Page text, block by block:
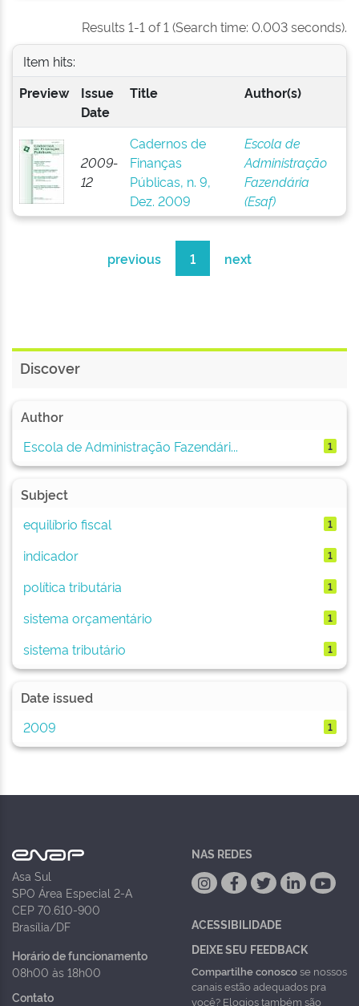
Results 1-1 of 1 (Search time: 0.003 seconds).
Item hits:
Preview
Issue
Date
Title Author(s)
2009-
12
Cadernos de
Finanças
Públicas, n. 9,
Dez. 2009
Escola de
Administração
Fazendária
(Esaf)
previous 1 next
Discover
Author
Escola de Administração Fazendári...
1
Subject
equilíbrio fiscal
1
indicador 1
política tributária 1
sistema orçamentário 1
sistema tributário 1
Date issued
2009
1
Asa Sul
SPO Área Especial 2-A
CEP 70.610-900
Brasília/DF
Horário de funcionamento
08h00 às 18h00
Contato
NAS REDES
ACESSIBILIDADE
DEIXE SEU FEEDBACK
Compartilhe conoscose nossos
canais estão adequados pra
você? Elogios também são